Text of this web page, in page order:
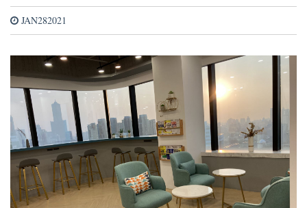
JAN282021